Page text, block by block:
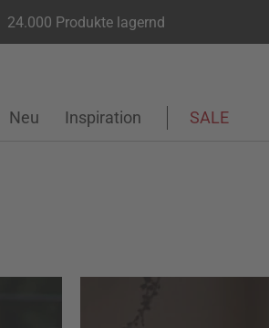
24.000 Produkte lagernd
Neu Inspiration SALE